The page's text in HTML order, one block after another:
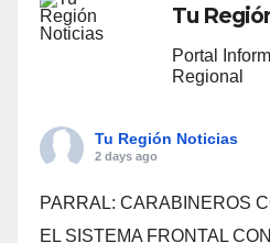
Tu
Portal
Regional
Tu Región Noticias
2 days ago
PARRAL: CARABINEROS
EL SISTEMA FRONTAL